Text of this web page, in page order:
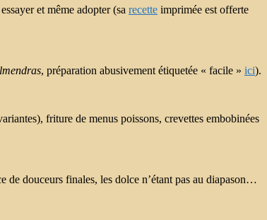
et même adopter (sa recette imprimée est offerte
, préparation abusivement étiquetée « facile » ici).
friture de menus poissons, crevettes embobinées
de douceurs finales, les dolce n’étant pas au diapason…